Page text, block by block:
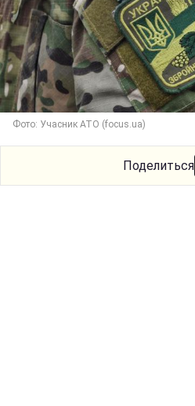
Фото: Учасник АТО (focus.ua)
Поделиться